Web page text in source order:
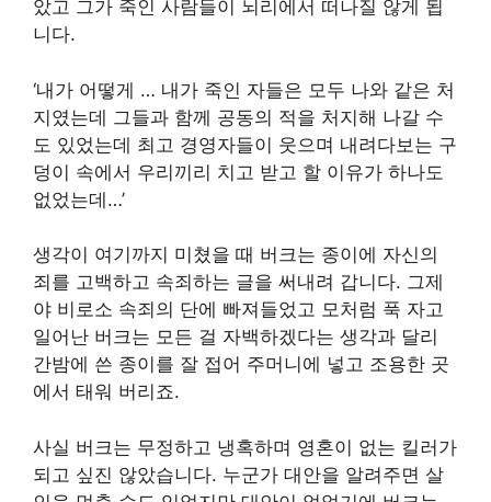
았고 그가 죽인 사람들이 뇌리에서 떠나질 않게 됩
니다.
‘내가 어떻게 … 내가 죽인 자들은 모두 나와 같은 처
지였는데 그들과 함께 공동의 적을 처지해 나갈 수
도 있었는데 최고 경영자들이 웃으며 내려다보는 구
덩이 속에서 우리끼리 치고 받고 할 이유가 하나도
없었는데…’
생각이 여기까지 미쳤을 때 버크는 종이에 자신의
죄를 고백하고 속죄하는 글을 써내려 갑니다. 그제
야 비로소 속죄의 단에 빠져들었고 모처럼 푹 자고
일어난 버크는 모든 걸 자백하겠다는 생각과 달리
간밤에 쓴 종이를 잘 접어 주머니에 넣고 조용한 곳
에서 태워 버리죠.
사실 버크는 무정하고 냉혹하며 영혼이 없는 킬러가
되고 싶진 않았습니다. 누군가 대안을 알려주면 살